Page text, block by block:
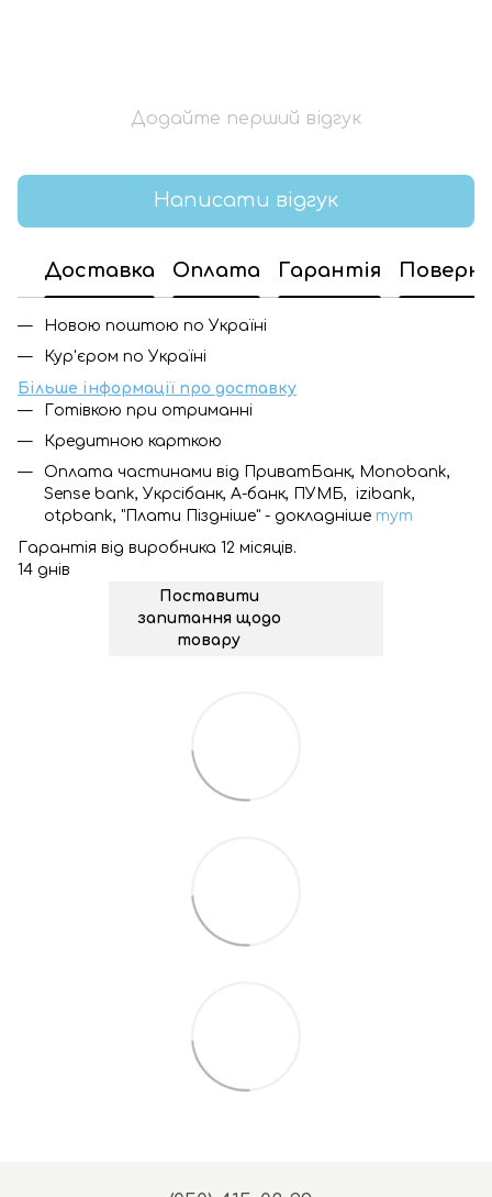
Додайте перший відгук
Написати відгук
Доставка Оплата Гарантія
Новою поштою по Україні
Кур'єром по Україні
Більше інформації про доставку
Готівкою при отриманні
Кредитною карткою
Оплата частинами від ПриватБанк, Monobank,
Sense bank, Укрсібанк, А-банк, ПУМБ, izibank,
otpbank, "Плати Піздніше" - докладніше тут
Гарантія від виробника 12 місяців.
14 днів
Поставити
запитання щодо
товару